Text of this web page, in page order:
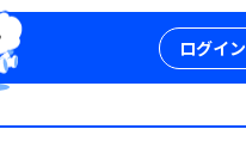
ログイン